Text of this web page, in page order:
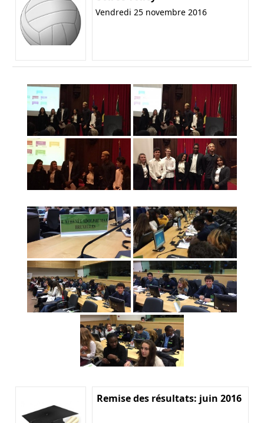
Vendredi 25 novembre 2016
Remise des résultats: juin 2016